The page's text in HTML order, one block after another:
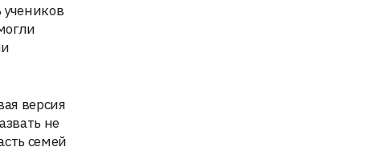
учеников
версия
не
семей